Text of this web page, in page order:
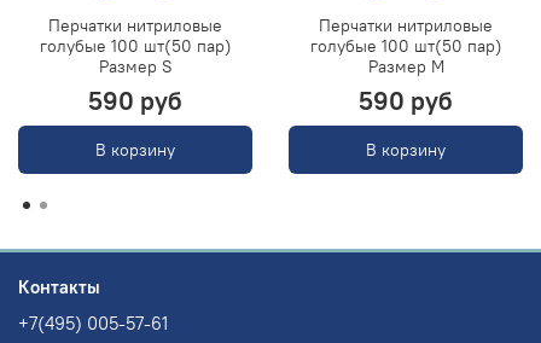
Перчатки нитриловые
голубые 100 шт(50 пар)
Размер S
590 руб
В корзину
Перчатки нитриловые
голубые 100 шт(50 пар)
Размер M
590 руб
В корзину
Контакты
+7(495) 005-57-61